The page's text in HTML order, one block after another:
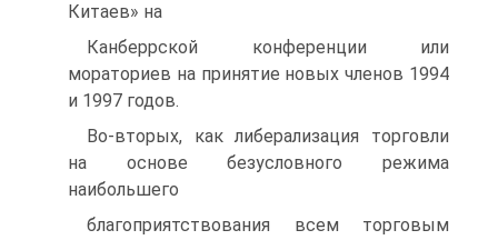
Китаев» на
Канберрской конференции или
мораториев на принятие новых членов 1994
и 1997 годов.
Во-вторых, как либерализация торговли
на основе безусловного режима
наибольшего
благоприятствования всем торговым